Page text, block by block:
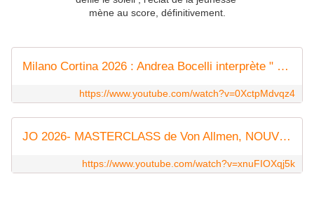
mène au score, définitivement.
Milano Cortina 2026 : Andrea Bocelli interprète " Turandot " pour la cérémonie d'ouverture
https://www.youtube.com/watch?v=0XctpMdvqz4
JO 2026- MASTERCLASS de Von Allmen, NOUVEAU CHAMPION OLYMPIQUE de descente, 2 ITALIENS SUR LE PODIUM
https://www.youtube.com/watch?v=xnuFIOXqj5k